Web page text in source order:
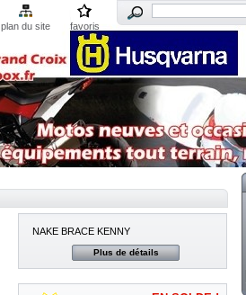
plan du site
favoris
NAKE BRACE KENNY
Plus de détails